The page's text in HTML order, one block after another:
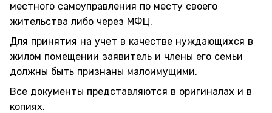
местного самоуправления по месту своего
жительства либо через МФЦ.
Для принятия на учет в качестве нуждающихся в
жилом помещении заявитель и члены его семьи
должны быть признаны малоимущими.
Все документы представляются в оригиналах и в
копиях.